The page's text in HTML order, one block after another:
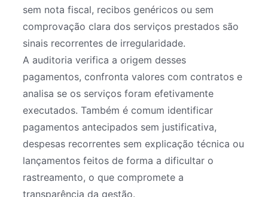
sem nota fiscal, recibos genéricos ou sem
comprovação clara dos serviços prestados são
sinais recorrentes de irregularidade.
A auditoria verifica a origem desses
pagamentos, confronta valores com contratos e
analisa se os serviços foram efetivamente
executados. Também é comum identificar
pagamentos antecipados sem justificativa,
despesas recorrentes sem explicação técnica ou
lançamentos feitos de forma a dificultar o
rastreamento, o que compromete a
transparência da gestão.